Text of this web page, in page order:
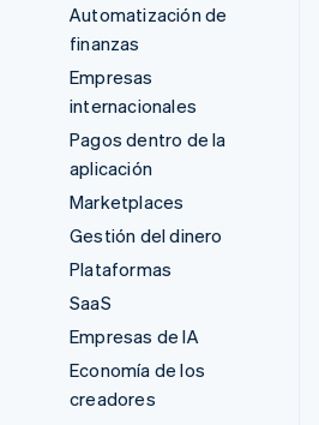
Automatización de
finanzas
Empresas
internacionales
Pagos dentro de la
aplicación
Marketplaces
Gestión del dinero
Plataformas
SaaS
Empresas de IA
Economía de los
creadores